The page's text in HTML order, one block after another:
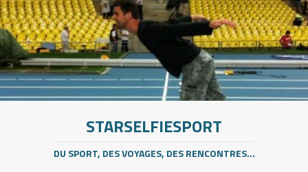
STARSELFIESPORT
DU SPORT, DES VOYAGES, DES RENCONTRES...